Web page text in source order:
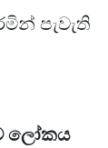
පැවැති
ලෝකය